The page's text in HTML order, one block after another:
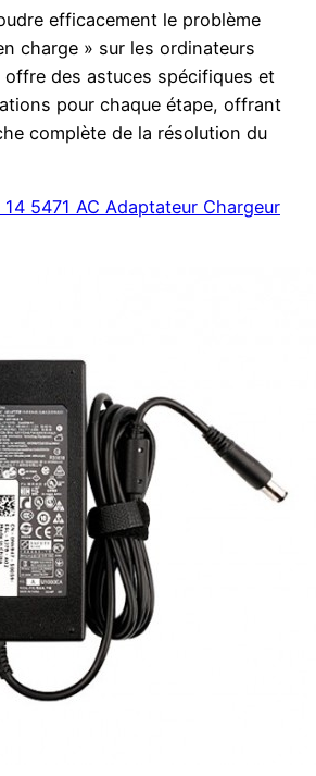
efficacement le problème
charge » sur les ordinateurs
offre des astuces spécifiques et
pour chaque étape, offrant
complète de la résolution du
5471 AC Adaptateur Chargeur